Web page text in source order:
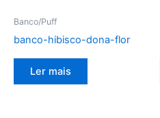
Banco/Puff
banco-hibisco-dona-flor
Ler mais